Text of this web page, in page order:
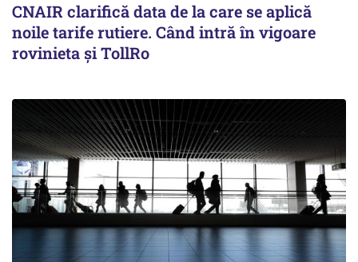
CNAIR clarifică data de la care se aplică
noile tarife rutiere. Când intră în vigoare
rovinieta și TollRo